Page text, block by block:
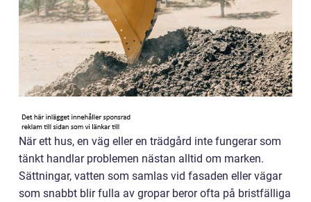
När ett hus, en väg eller en trädgård inte fungerar som
tänkt handlar problemen nästan alltid om marken.
Sättningar, vatten som samlas vid fasaden eller vägar
som snabbt blir fulla av gropar beror ofta på bristfälliga